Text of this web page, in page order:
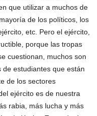
que utilizar a muchos de
de los políticos, los
etc. Pero el ejército,
porque las tropas
cuestionan, muchos son
estudiantes que están
de los sectores
ejército es de nuestra
rabia, más lucha y más